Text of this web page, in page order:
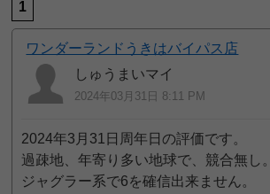
1
ワンダーランドうきはバイパス店
しゅうまいマイ
2024年03月31日 8:11 PM
2024年3月31日周年日の評価です。
過疎地、年寄り多い地球で、競合無し。
ジャグラー系で6を確信出来ません。